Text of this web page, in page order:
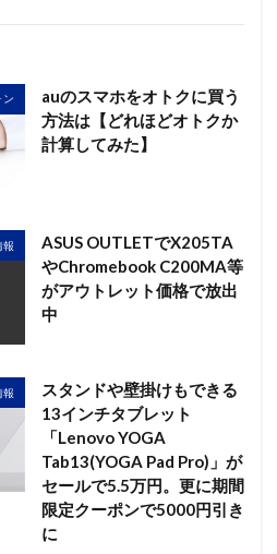
ン
auのスマホをオトクに買う
方法は【どれほどオトクか
計算してみた】
報
ASUS OUTLETでX205TA
やChromebook C200MA等
がアウトレット価格で放出
中
報
スタンドや壁掛けもできる
13インチタブレット
「Lenovo YOGA
Tab13(YOGA Pad Pro)」が
セールで5.5万円。更に期間
限定クーポンで5000円引き
に